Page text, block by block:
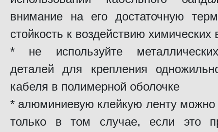
внимание на его достаточную
стойкость к воздействию химических
* не используйте
деталей для крепления
кабеля в полимерной оболочке
* алюминиевую клейкую ленту можно
только в том случае, если это